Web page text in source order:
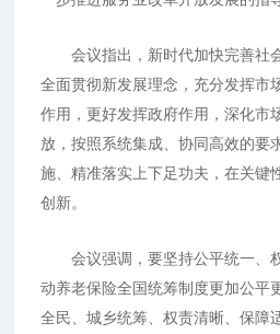
会议指出，新时代加快完善社
全面贯彻新发展理念，充分发挥市
作用，更好发挥政府作用，深化市
放，按照系统集成、协同高效的要
施、精准落实上下足功夫，在关键
创新。
会议强调，要坚持公平统一、
动养老保险全国统筹制度更加公平
全民、城乡统筹、权责清晰、保障